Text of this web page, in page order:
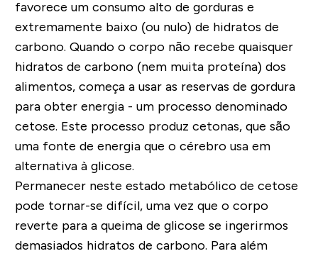
favorece um consumo alto de gorduras e
extremamente baixo (ou nulo) de hidratos de
carbono. Quando o corpo não recebe quaisquer
hidratos de carbono (nem muita proteína) dos
alimentos, começa a usar as reservas de gordura
para obter energia - um processo denominado
cetose. Este processo produz cetonas, que são
uma fonte de energia que o cérebro usa em
alternativa à glicose.
Permanecer neste estado metabólico de cetose
pode tornar-se difícil, uma vez que o corpo
reverte para a queima de glicose se ingerirmos
demasiados hidratos de carbono. Para além